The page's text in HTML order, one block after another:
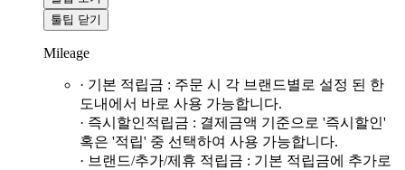
툴팁 닫기
Mileage
· 기본 적립금 : 주문 시 각 브랜드별로 설정 된 한
도내에서 바로 사용 가능합니다.
· 즉시할인적립금 : 결제금액 기준으로 '즉시할인'
혹은 '적립' 중 선택하여 사용 가능합니다.
· 브랜드/추가/제휴 적립금 : 기본 적립금에 추가로